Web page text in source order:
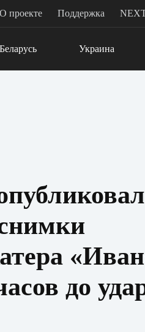
О проекте Поддержка
Беларусь Украина
до